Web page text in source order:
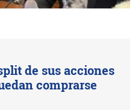
de sus acciones
comprarse